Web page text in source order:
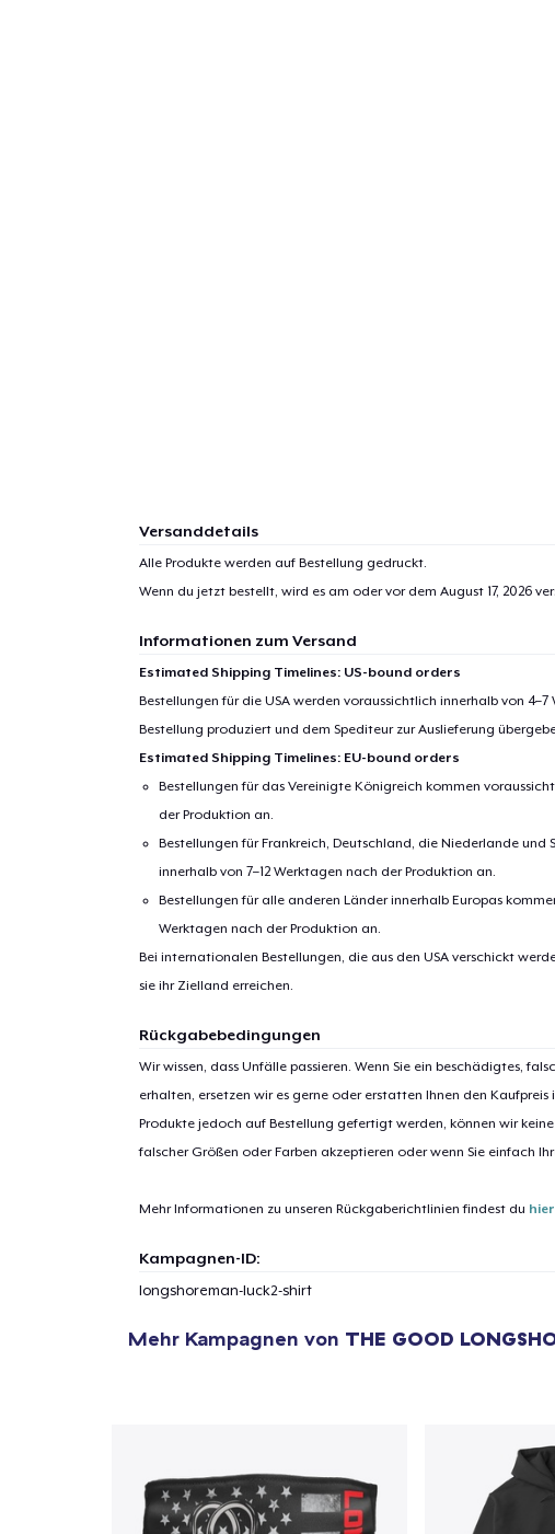
Versanddetails
Alle Produkte werden auf Bestellung gedruckt.
Wenn du jetzt bestellt, wird es am oder vor dem August 17, 2026
Informationen zum Versand
Estimated Shipping Timelines: US-bound orders
Bestellungen für die USA werden voraussichtlich innerhalb von
Bestellung produziert und dem Spediteur zur Auslieferung
Estimated Shipping Timelines: EU-bound orders
Bestellungen für das Vereinigte Königreich kommen
der Produktion an.
Bestellungen für Frankreich, Deutschland, die Niederlande und
innerhalb von 7–12 Werktagen nach der Produktion an.
Bestellungen für alle anderen Länder innerhalb Europas
Werktagen nach der Produktion an.
Bei internationalen Bestellungen, die aus den USA verschickt
sie ihr Zielland erreichen.
Rückgabebedingungen
Wir wissen, dass Unfälle passieren. Wenn Sie ein beschädigtes,
erhalten, ersetzen wir es gerne oder erstatten Ihnen den Kaufpreis
Produkte jedoch auf Bestellung gefertigt werden, können wir
falscher Größen oder Farben akzeptieren oder wenn Sie einfach
Mehr Informationen zu unseren Rückgaberichtlinien findest du hier
Kampagnen-ID:
longshoreman-luck2-shirt
Mehr Kampagnen von THE GOOD
1Artikel
Zur Kasse
29,99 $
Unisex
29,99 $